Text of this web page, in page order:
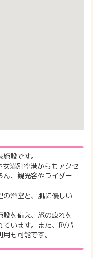
設です。
満別空港からもアクセ
ん、観光客やライダー
の浴室と、肌に優しい
を備え、旅の疲れを
います。また、RVパ
も可能です。